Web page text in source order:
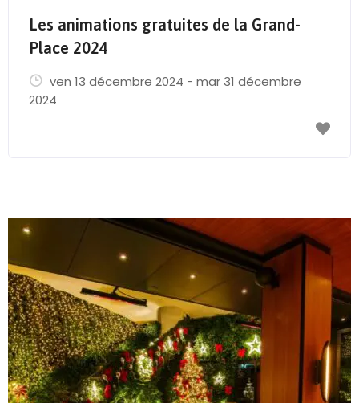
Les animations gratuites de la Grand-
Place 2024
ven 13 décembre 2024 - mar 31 décembre
2024